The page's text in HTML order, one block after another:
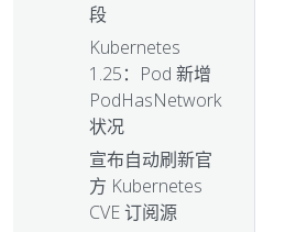
段
Kubernetes
1.25：Pod 新增
PodHasNetwork
状况
宣布自动刷新官
方 Kubernetes
CVE 订阅源